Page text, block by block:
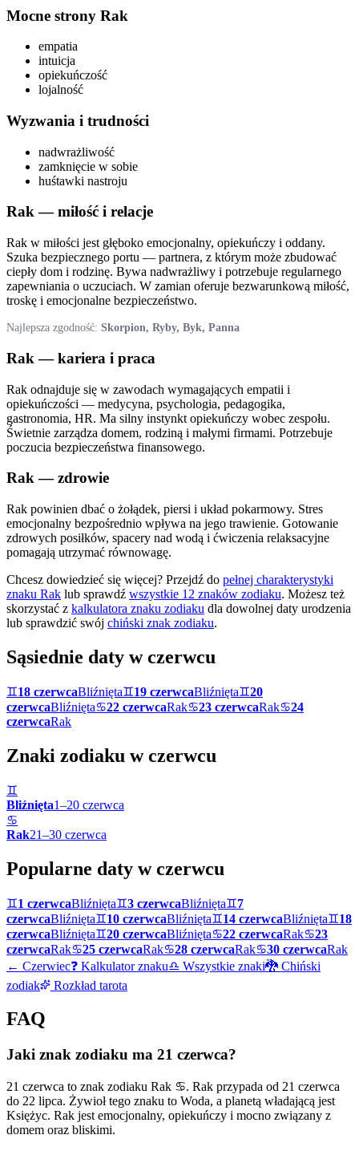
Mocne strony Rak
empatia
intuicja
opiekuńczość
lojalność
Wyzwania i trudności
nadwrażliwość
zamknięcie w sobie
huśtawki nastroju
Rak— miłość i relacje
Rak w miłości jest głęboko emocjonalny, opiekuńczy i oddany.
Szuka bezpiecznego portu — partnera, z którym może zbudować
ciepły dom i rodzinę. Bywa nadwrażliwy i potrzebuje regularnego
zapewniania o uczuciach. W zamian oferuje bezwarunkową miłość,
troskę i emocjonalne bezpieczeństwo.
Najlepsza zgodność: Skorpion, Ryby, Byk, Panna
Rak — kariera i praca
Rak odnajduje się w zawodach wymagających empatii i
opiekuńczości — medycyna, psychologia, pedagogika,
gastronomia, HR. Ma silny instynkt opiekuńczy wobec zespołu.
Świetnie zarządza domem, rodziną i małymi firmami. Potrzebuje
poczucia bezpieczeństwa finansowego.
Rak— zdrowie
Rak powinien dbać o żołądek, piersi i układ pokarmowy. Stres
emocjonalny bezpośrednio wpływa na jego trawienie. Gotowanie
zdrowych posiłków, spacery nad wodą i ćwiczenia relaksacyjne
pomagają utrzymać równowagę.
Chcesz dowiedzieć się więcej? Przejdź do pełnej charakterystyki
znaku Rak lub sprawdź wszystkie 12 znaków zodiaku. Możesz też
skorzystać z kalkulatora znaku zodiaku dla dowolnej daty urodzenia
lub sprawdzić swój chiński znak zodiaku.
Sąsiednie daty wczerwcu
♊18 czerwcaBliźnięta♊19 czerwcaBliźnięta♊20
czerwcaBliźnięta♋22 czerwcaRak♋23 czerwcaRak♋24
czerwcaRak
Znaki zodiaku wczerwcu
♊
Bliźnięta1–20 czerwca
♋
Rak21–30 czerwca
Popularne daty wczerwcu
♊1 czerwcaBliźnięta♊3 czerwcaBliźnięta♊7
czerwcaBliźnięta♊10 czerwcaBliźnięta♊14 czerwcaBliźnięta♊18
czerwcaBliźnięta♊20 czerwcaBliźnięta♋22 czerwcaRak♋23
czerwcaRak♋25 czerwcaRak♋28 czerwcaRak♋30 czerwcaRak
← Czerwiec❓ Kalkulator znaku♎ Wszystkie znaki🐉 Chiński
zodiak
Rozkład tarota
FAQ
Jaki znak zodiaku ma 21 czerwca?
21 czerwca to znak zodiaku Rak ♋. Rak przypada od 21 czerwca
do 22 lipca. Żywioł tego znaku to Woda, a planetą władającą jest
Księżyc. Rak jest emocjonalny, opiekuńczy i mocno związany z
domem oraz bliskimi.